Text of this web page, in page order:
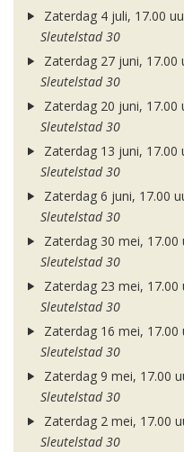
Zaterdag 4 juli, 17.00
Sleutelstad 30
Zaterdag 27 juni, 17.00
Sleutelstad 30
Zaterdag 20 juni, 17.00
Sleutelstad 30
Zaterdag 13 juni, 17.00
Sleutelstad 30
Zaterdag 6 juni, 17.00
Sleutelstad 30
Zaterdag 30 mei, 17.00
Sleutelstad 30
Zaterdag 23 mei, 17.00
Sleutelstad 30
Zaterdag 16 mei, 17.00
Sleutelstad 30
Zaterdag 9 mei, 17.00
Sleutelstad 30
Zaterdag 2 mei, 17.00
Sleutelstad 30